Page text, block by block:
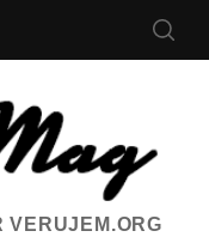
VERUJEM.ORG